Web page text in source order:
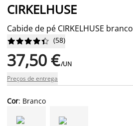
CIRKELHUSE
Cabide de pé CIRKELHUSE branco





 (58)
37,50 €/UN
Preços de entrega
Cor: Branco